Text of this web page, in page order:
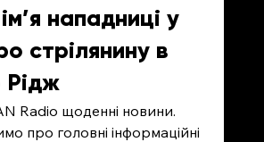
нападниці у
стрілянину в
Рідж
Radio щоденні новини.
про головні інформаційні